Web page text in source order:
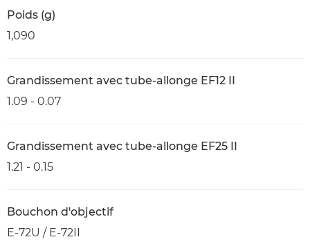
Poids (g)
1,090
Grandissement avec tube-allonge EF12 II
1.09 - 0.07
Grandissement avec tube-allonge EF25 II
1.21 - 0.15
Bouchon d'objectif
E-72U / E-72II